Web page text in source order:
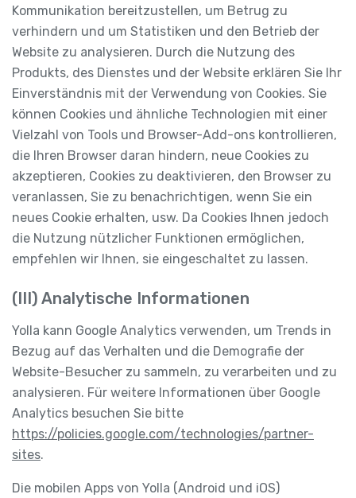
Kommunikation bereitzustellen, um Betrug zu
verhindern und um Statistiken und den Betrieb der
Website zu analysieren. Durch die Nutzung des
Produkts, des Dienstes und der Website erklären Sie Ihr
Einverständnis mit der Verwendung von Cookies. Sie
können Cookies und ähnliche Technologien mit einer
Vielzahl von Tools und Browser-Add-ons kontrollieren,
die Ihren Browser daran hindern, neue Cookies zu
akzeptieren, Cookies zu deaktivieren, den Browser zu
veranlassen, Sie zu benachrichtigen, wenn Sie ein
neues Cookie erhalten, usw. Da Cookies Ihnen jedoch
die Nutzung nützlicher Funktionen ermöglichen,
empfehlen wir Ihnen, sie eingeschaltet zu lassen.
(III) Analytische Informationen
Yolla kann Google Analytics verwenden, um Trends in
Bezug auf das Verhalten und die Demografie der
Website-Besucher zu sammeln, zu verarbeiten und zu
analysieren. Für weitere Informationen über Google
Analytics besuchen Sie bitte
https://policies.google.com/technologies/partner-
sites.
Die mobilen Apps von Yolla (Android und iOS)